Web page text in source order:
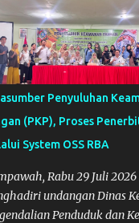
Penyuluhan
(PKP), Proses
System OSS RBA
Rabu 29 Juli 2026
undangan Dinas
Penduduk dan